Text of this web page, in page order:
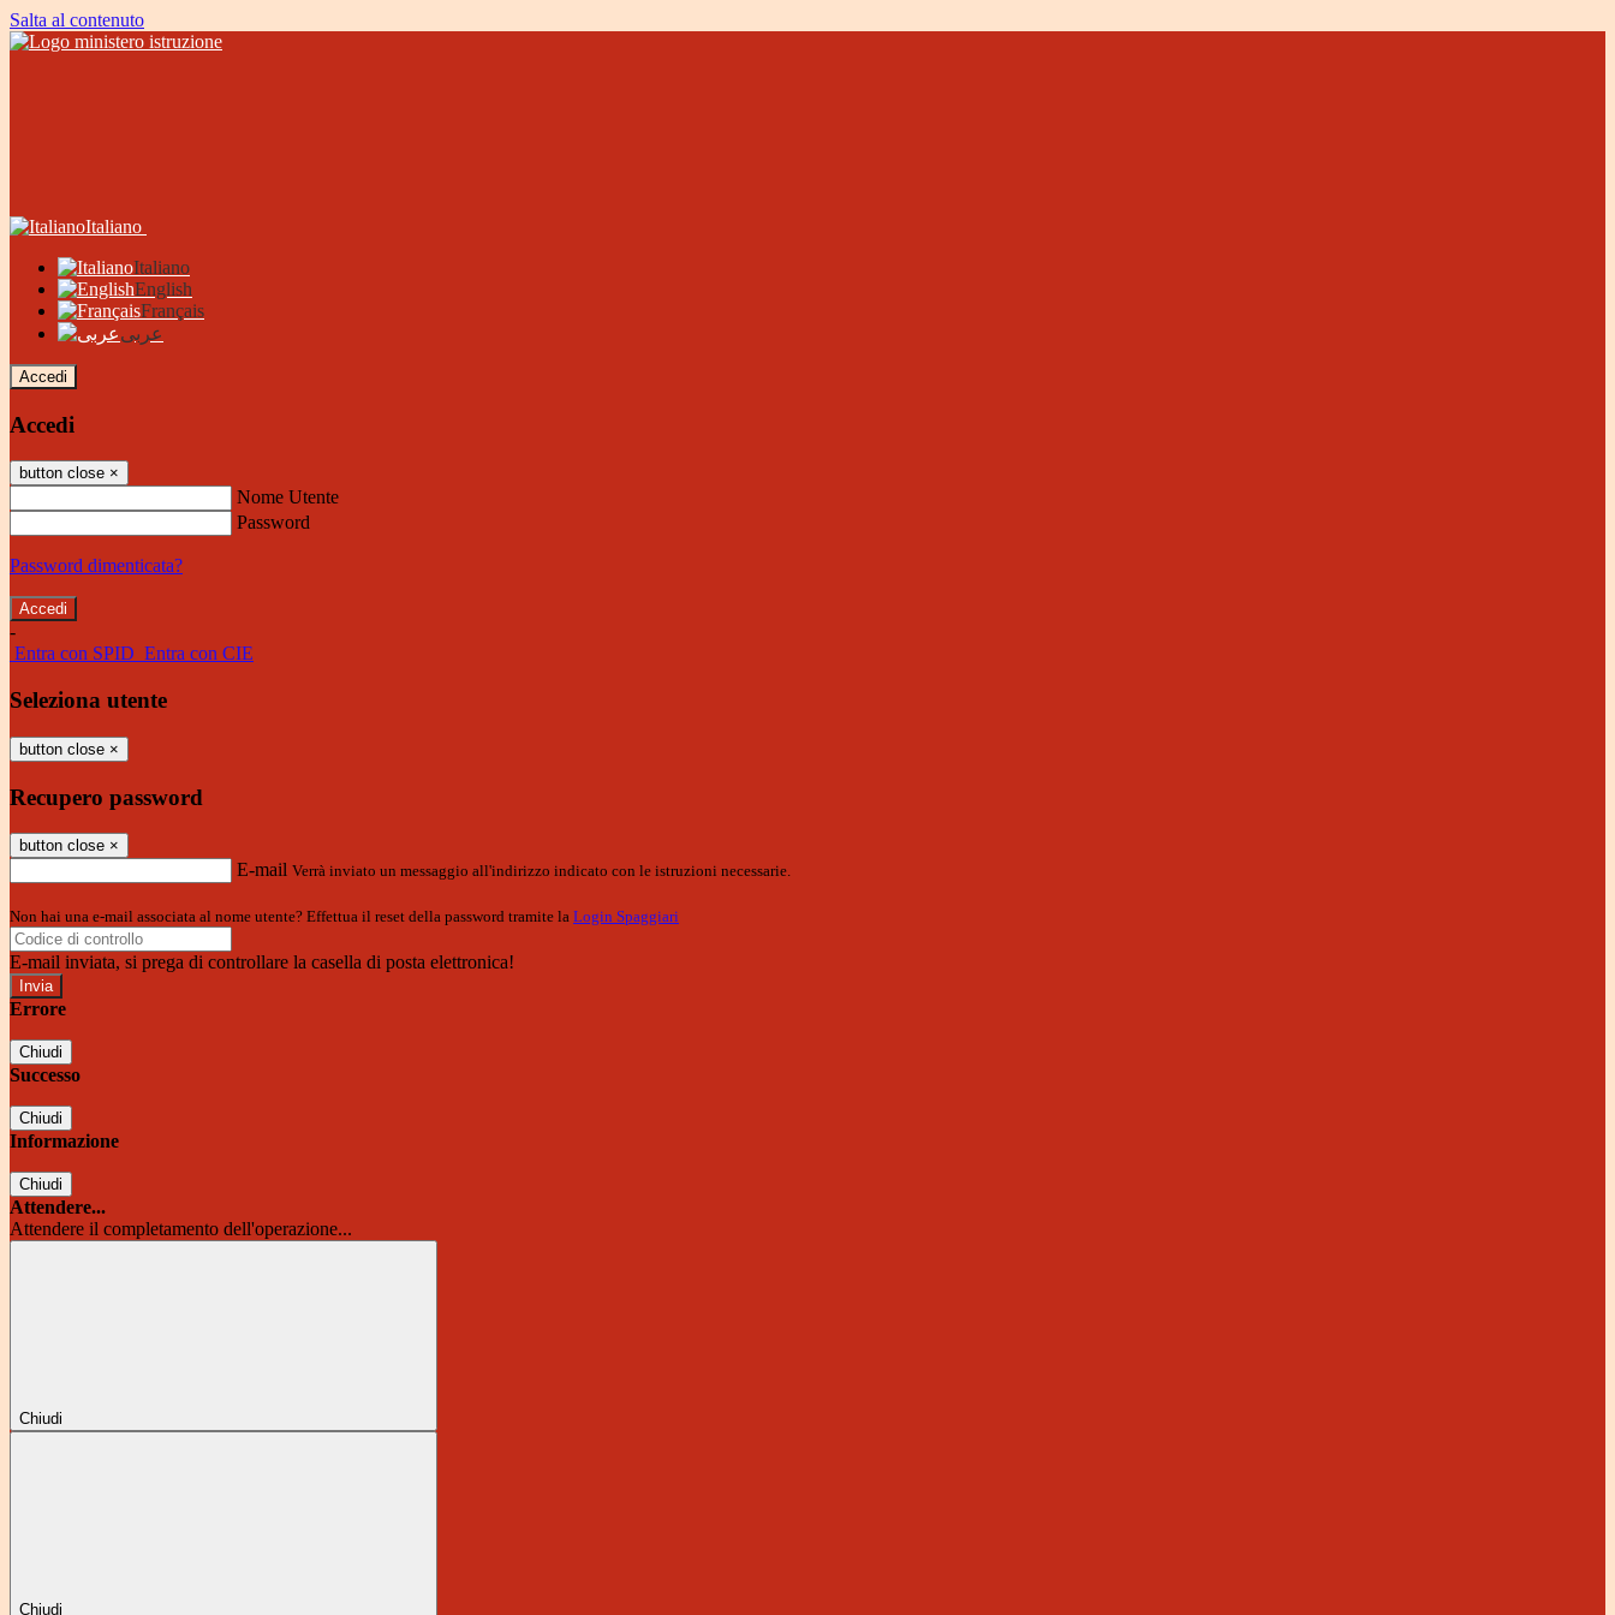
Salta al contenuto
Italiano
Italiano
English
Français
عربى
Accedi
Accedi
button close ×
Nome Utente
Password
Password dimenticata?
-
Entra con SPID Entra con CIE
Seleziona utente
button close ×
Recupero password
button close ×
E-mail Verrà inviato un messaggio all'indirizzo indicato con le istruzioni necessarie.
Non hai una e-mail associata al nome utente? Effettua il reset della password tramite la Login Spaggiari
E-mail inviata, si prega di controllare la casella di posta elettronica!
Errore
Chiudi
Successo
Chiudi
Informazione
Chiudi
Attendere...
Attendere il completamento dell'operazione...
Chiudi
Chiudi